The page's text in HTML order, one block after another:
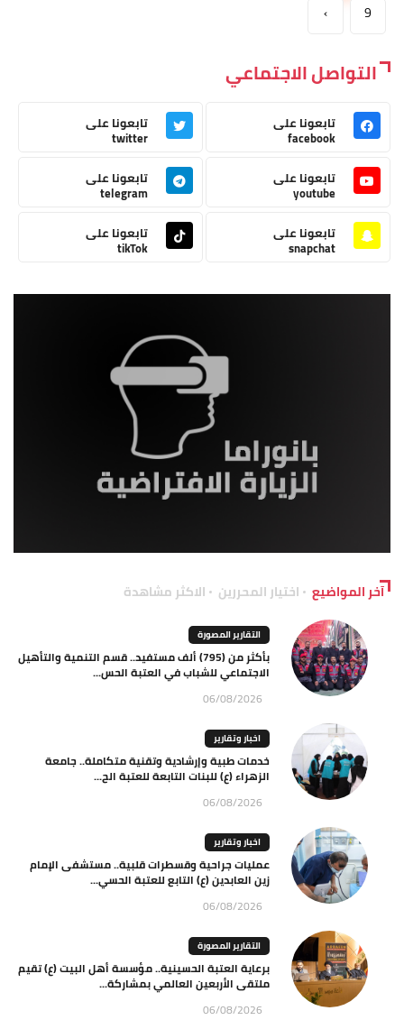
9
›
التواصل الاجتماعي
تابعونا على
facebook
تابعونا على
twitter
تابعونا على
youtube
تابعونا على
telegram
تابعونا على
snapchat
تابعونا على
tikTok
آخر المواضيع اختيار المحررين الاكثر مشاهدة
التقارير المصورة
بأكثر من (795) ألف مستفيد.. قسم التنمية والتأهيل
الاجتماعي للشباب في العتبة الحس...
06/08/2026
اخبار وتقارير
خدمات طبية وإرشادية وتقنية متكاملة.. جامعة
الزهراء (ع) للبنات التابعة للعتبة الح...
06/08/2026
اخبار وتقارير
عمليات جراحية وقسطرات قلبية.. مستشفى الإمام
زين العابدين (ع) التابع للعتبة الحسي...
06/08/2026
التقارير المصورة
برعاية العتبة الحسينية.. مؤسسة أهل البيت (ع) تقيم
ملتقى الأربعين العالمي بمشاركة...
06/08/2026